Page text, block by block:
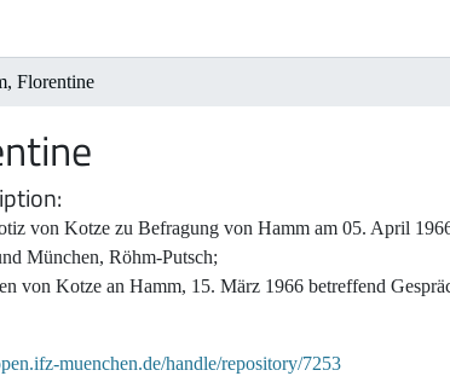
Florentine
von Kotze zu Befragung von Hamm am 05. April
München, Röhm-Putsch;
von Kotze an Hamm, 15. März 1966 betreffend
muenchen.de/handle/repository/7253